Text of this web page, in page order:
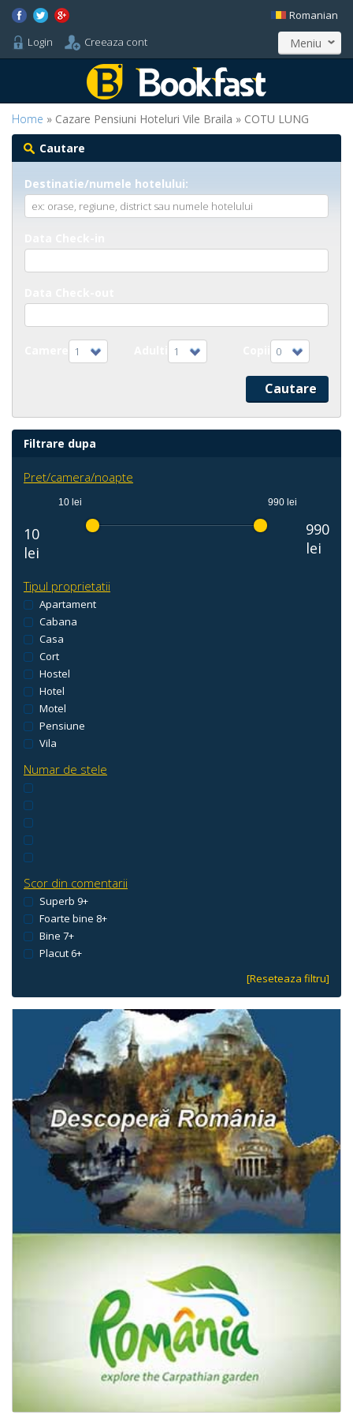
Login Creeaza cont
Romanian
Meniu
Home » Cazare Pensiuni Hoteluri Vile Braila » COTU LUNG
Cautare
Destinatie/numele hotelului:
1 1 0
Filtrare dupa
Pret/camera/noapte
10
lei
10 lei 990 lei
990
lei
Tipul proprietatii
Apartament
Cabana
Casa
Cort
Hostel
Hotel
Motel
Pensiune
Vila
Numar de stele
Scor din comentarii
Superb 9+
Foarte bine 8+
Bine 7+
Placut 6+
[Reseteaza filtru]